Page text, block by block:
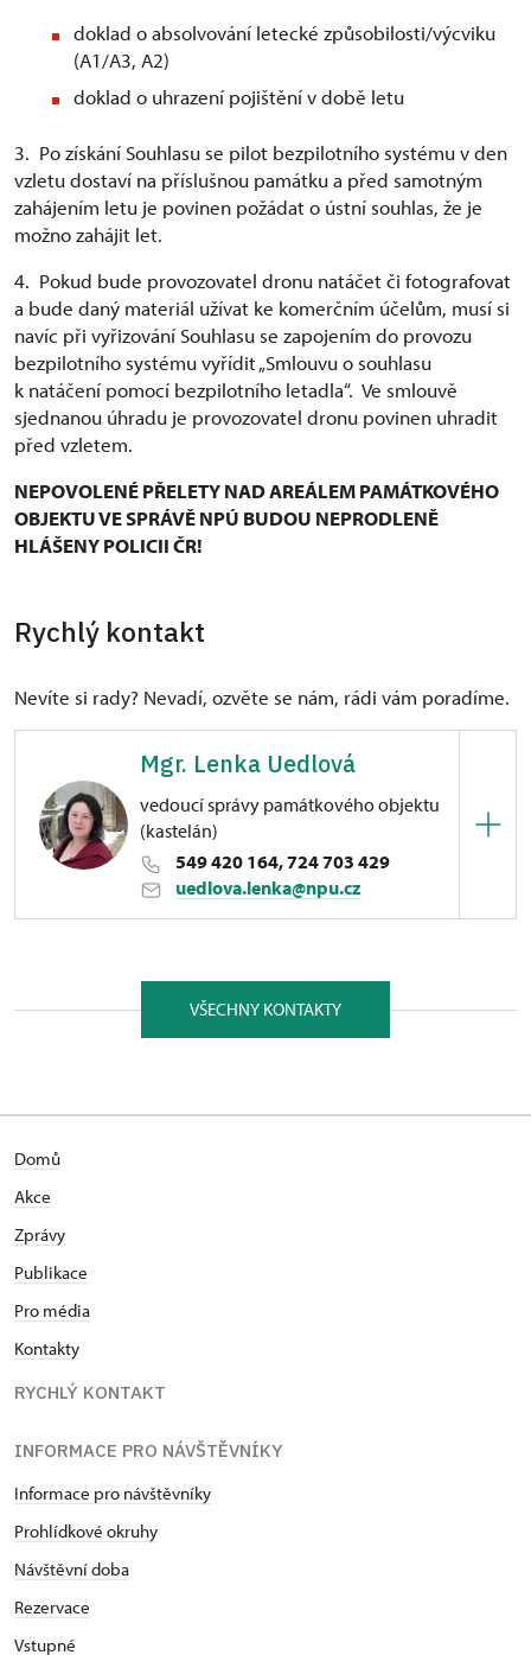
doklad o absolvování letecké způsobilosti/výcviku
(A1/A3, A2)
doklad o uhrazení pojištění v době letu
3. Po získání Souhlasu se pilot bezpilotního systému v den
vzletu dostaví na příslušnou památku a před samotným
zahájením letu je povinen požádat o ústní souhlas, že je
možno zahájit let.
4. Pokud bude provozovatel dronu natáčet či fotografovat
a bude daný materiál užívat ke komerčním účelům, musí si
navíc při vyřizování Souhlasu se zapojením do provozu
bezpilotního systému vyřídit „Smlouvu o souhlasu
k natáčení pomocí bezpilotního letadla“. Ve smlouvě
sjednanou úhradu je provozovatel dronu povinen uhradit
před vzletem.
NEPOVOLENÉ PŘELETY NAD AREÁLEM PAMÁTKOVÉHO
OBJEKTU VE SPRÁVĚ NPÚ BUDOU NEPRODLENĚ
HLÁŠENY POLICII ČR!
Rychlý kontakt
Nevíte si rady? Nevadí, ozvěte se nám, rádi vám poradíme.
Mgr. Lenka Uedlová
vedoucí správy památkového objektu
(kastelán)
549 420 164, 724 703 429
uedlova.lenka@npu.cz
Hrad Veveří 1239/1, Veverská Bítýška 66471
VŠECHNY KONTAKTY
Domů
Akce
Zprávy
Publikace
Pro média
Kontakty
RYCHLÝ KONTAKT
INFORMACE PRO NÁVŠTĚVNÍKY
Informace pro návštěvníky
Prohlídkové okruhy
Návštěvní doba
Rezervace
Vstupné